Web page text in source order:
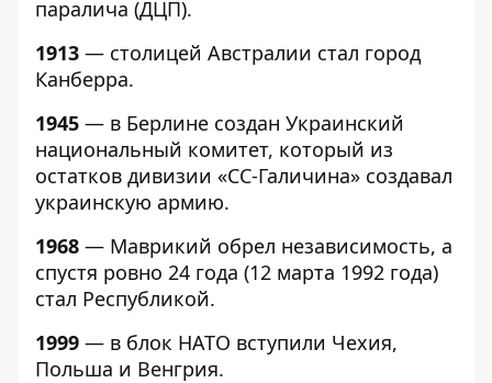
паралича (ДЦП).
1913 — столицей Австралии стал город
Канберра.
1945 — в Берлине создан Украинский
национальный комитет, который из
остатков дивизии «СС-Галичина» создавал
украинскую армию.
1968 — Маврикий обрел независимость, а
спустя ровно 24 года (12 марта 1992 года)
стал Республикой.
1999 — в блок НАТО вступили Чехия,
Польша и Венгрия.